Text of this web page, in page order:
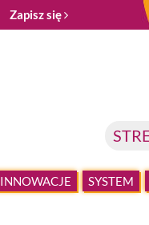
Zapisz się
INNOWACJE SYSTEM